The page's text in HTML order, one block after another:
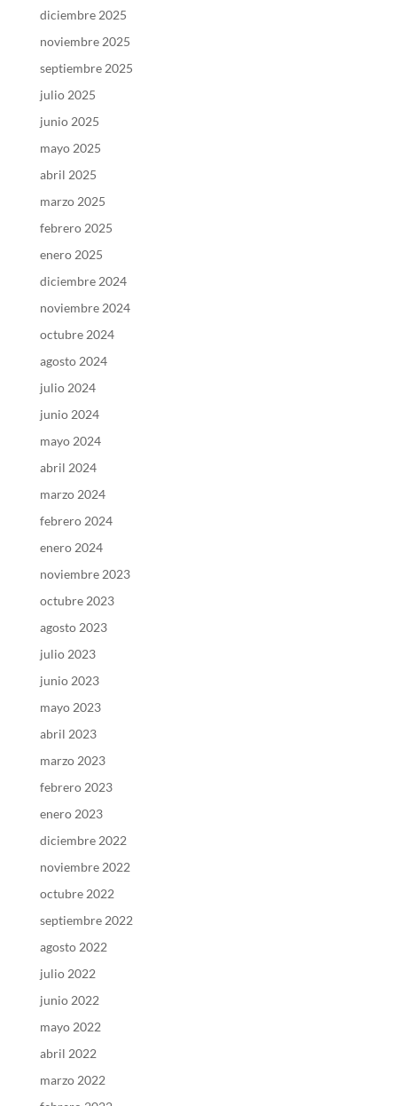
diciembre 2025
noviembre 2025
septiembre 2025
julio 2025
junio 2025
mayo 2025
abril 2025
marzo 2025
febrero 2025
enero 2025
diciembre 2024
noviembre 2024
octubre 2024
agosto 2024
julio 2024
junio 2024
mayo 2024
abril 2024
marzo 2024
febrero 2024
enero 2024
noviembre 2023
octubre 2023
agosto 2023
julio 2023
junio 2023
mayo 2023
abril 2023
marzo 2023
febrero 2023
enero 2023
diciembre 2022
noviembre 2022
octubre 2022
septiembre 2022
agosto 2022
julio 2022
junio 2022
mayo 2022
abril 2022
marzo 2022